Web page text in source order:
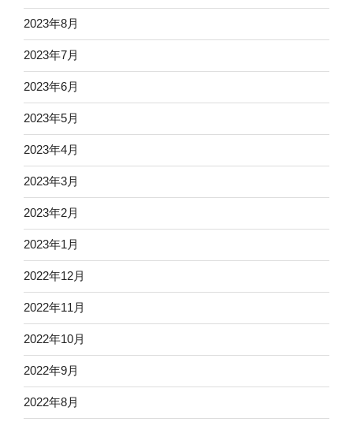
2023年8月
2023年7月
2023年6月
2023年5月
2023年4月
2023年3月
2023年2月
2023年1月
2022年12月
2022年11月
2022年10月
2022年9月
2022年8月